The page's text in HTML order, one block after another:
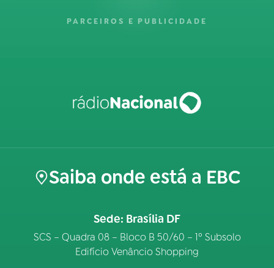
PARCEIROS E PUBLICIDADE
Saiba onde está a EBC
Sede: Brasília DF
SCS – Quadra 08 – Bloco B 50/60 – 1º Subsolo
Edifício Venâncio Shopping